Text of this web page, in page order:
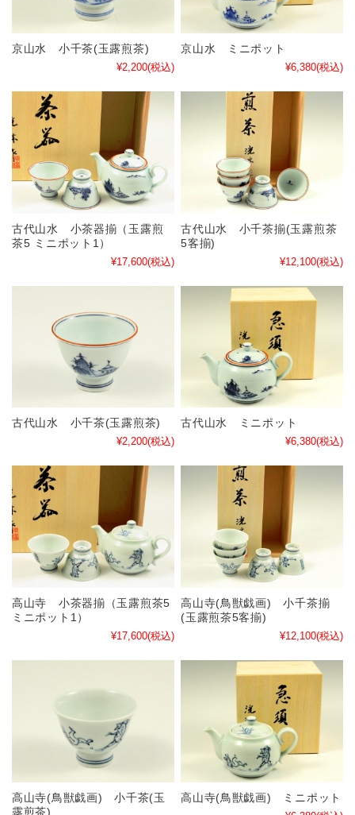
京山水 小千茶(玉露煎茶)
¥2,200(税込)
京山水 ミニポット
¥6,380(税込)
古代山水 小茶器揃（玉露煎
茶5 ミニポット1）
¥17,600(税込)
古代山水 小千茶揃(玉露煎茶
5客揃)
¥12,100(税込)
古代山水 小千茶(玉露煎茶)
¥2,200(税込)
古代山水 ミニポット
¥6,380(税込)
高山寺 小茶器揃（玉露煎茶5
ミニポット1）
¥17,600(税込)
高山寺(鳥獣戯画) 小千茶揃
(玉露煎茶5客揃)
¥12,100(税込)
高山寺(鳥獣戯画) 小千茶(玉
露煎茶)
高山寺(鳥獣戯画) ミニポット